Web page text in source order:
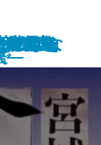
のかな
―
ケミス
アル・
しなク
世界を
作集
公房
傑作集